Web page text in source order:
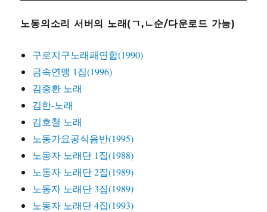
노동의소리 서버의 노래(ㄱ,ㄴ순/다운로드 가능)
구로지구노래패연합(1990)
금속연맹 1집(1996)
김종환 노래
김한-노래
김호철 노래
노동가요공식음반(1995)
노동자 노래단 1집(1988)
노동자 노래단 2집(1989)
노동자 노래단 3집(1989)
노동자 노래단 4집(1993)